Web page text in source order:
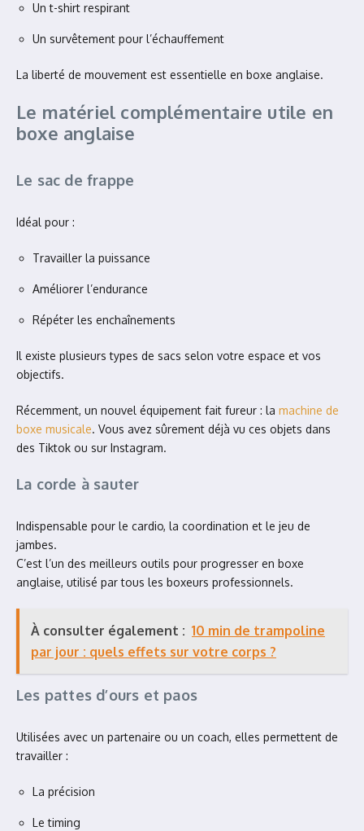
Un t-shirt respirant
Un survêtement pour l’échauffement
La liberté de mouvement est essentielle en boxe anglaise.
Le matériel complémentaire utile en
boxe anglaise
Le sac de frappe
Idéal pour :
Travailler la puissance
Améliorer l’endurance
Répéter les enchaînements
Il existe plusieurs types de sacs selon votre espace et vos
objectifs.
Récemment, un nouvel équipement fait fureur : la machine de
boxe musicale. Vous avez sûrement déjà vu ces objets dans
des Tiktok ou sur Instagram.
La corde à sauter
Indispensable pour le cardio, la coordination et le jeu de
jambes.
C’est l’un des meilleurs outils pour progresser en boxe
anglaise, utilisé par tous les boxeurs professionnels.
À consulter également : 10 min de trampoline
par jour : quels effets sur votre corps ?
Les pattes d’ours et paos
Utilisées avec un partenaire ou un coach, elles permettent de
travailler :
La précision
Le timing